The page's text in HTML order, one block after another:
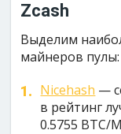
Zcash
Выделим
майнеров пулы:
Nicehash —
в рейтинг
0.5755 BTC/